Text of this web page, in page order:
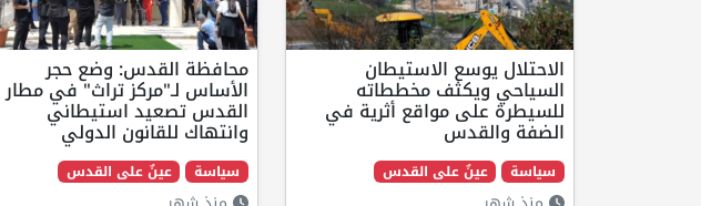
الاحتلال يوسع الاستيطان
السياحي ويكثف مخططاته
للسيطرة على مواقع أثرية في
الضفة والقدس
سياسة عينٌ على القدس
محافظة القدس: وضع حجر
الأساس لـ"مركز تراث" في مطار
القدس تصعيد استيطاني
وانتهاك للقانون الدولي
سياسة عينٌ على القدس